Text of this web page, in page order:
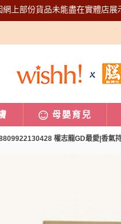
網上部份貨品未能盡在實體店
母嬰育兒
權志龍GD最愛|香氣